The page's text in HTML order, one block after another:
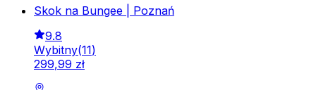
Skok na Bungee | Poznań
9.8
Wybitny(11)
299,99 zł